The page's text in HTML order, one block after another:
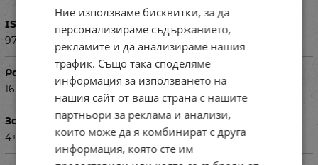
ISBN
9789542732631
Размери в см
16.6 x 22.5
За деца на възраст
4+
Ние използваме бисквитки, за да
персонализираме съдържанието,
рекламите и да анализираме нашия
трафик. Също така споделяме
информация за използването на
нашия сайт от ваша страна с нашите
партньори за реклама и анализи,
които може да я комбинират с друга
информация, която сте им